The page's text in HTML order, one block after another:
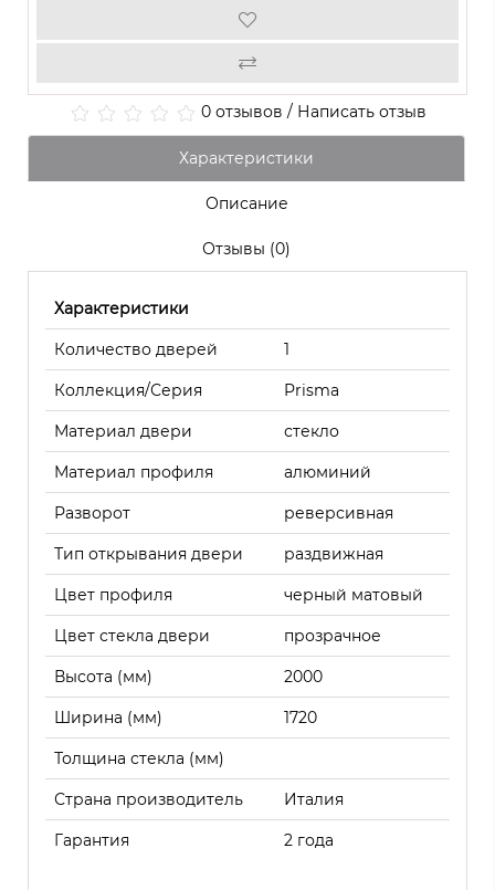
0 отзывов / Написать отзыв
Характеристики
Описание
Отзывы (0)
Характеристики
Количество дверей 1
Коллекция/Серия Prisma
Материал двери стекло
Материал профиля алюминий
Разворот реверсивная
Тип открывания двери раздвижная
Цвет профиля черный матовый
Цвет стекла двери прозрачное
Высота (мм) 2000
Ширина (мм) 1720
Толщина стекла (мм)
Страна производитель Италия
Гарантия 2 года